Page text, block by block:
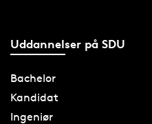
Uddannelser på SDU
Bachelor
Kandidat
Ingeniør